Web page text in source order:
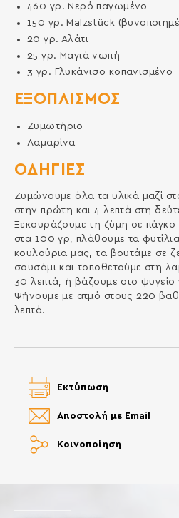
ΟΔΗΓΙΕΣ
Ζυμώνουμε όλα τα υλικά μαζί
στην πρώτη και 4 λεπτά στη
Ξεκουράζουμε τη ζύμη σε πάγκο
στα 100 γρ, πλάθουμε τα
κουλούρια μας, τα βουτάμε σε
σουσάμι και τοποθετούμε στη
30 λεπτά, ή βάζουμε στο ψυγείο
Ψήνουμε με ατμό στους 220
λεπτά.
460 γρ.Νερό παγωμένο
150 γρ.Malzstück
20γρ. Αλάτι
25γρ. Μαγιά νωπή
3 γρ. Γλυκάνισο κοπανισμένο
ΕΞΟΠΛΙΣΜΌΣ
Ζυμωτήριο
Λαμαρίνα
Κοινοποίηση
Αποστολή με Email
Εκτύπωση